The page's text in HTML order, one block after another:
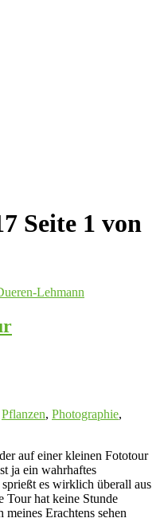
Seite 1 von
Pflanzen, Photographie,
auf einer kleinen Fototour
ja ein wahrhaftes
es wirklich überall aus
Tour hat keine Stunde
meines Erachtens sehen